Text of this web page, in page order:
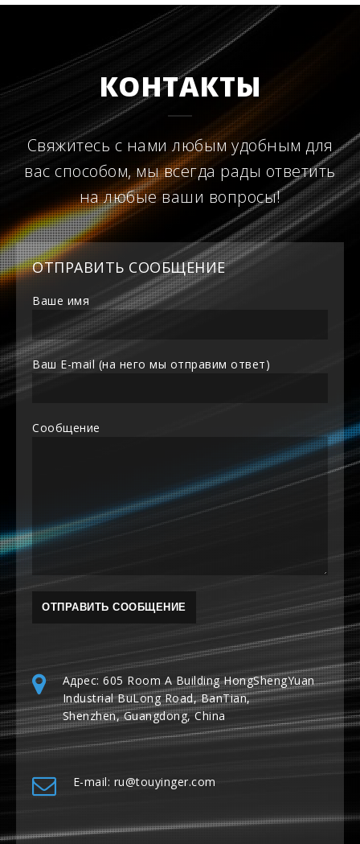
КОНТАКТЫ
Свяжитесь с нами любым удобным для
вас способом, мы всегда рады ответить
на любые ваши вопросы!
ОТПРАВИТЬ СООБЩЕНИЕ
Ваше имя
Ваш E-mail (на него мы отправим ответ)
Сообщение
Адрес: 605 Room A Building HongShengYuan
Industrial BuLong Road, BanTian,
Shenzhen, Guangdong, China
E-mail: ru@touyinger.com